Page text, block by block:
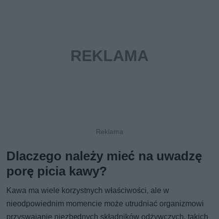
Dlaczego należy mieć na uwadzę
porę picia kawy?
Kawa ma wiele korzystnych właściwości, ale w
nieodpowiednim momencie może utrudniać organizmowi
przyswajanie niezbędnych składników odżywczych, takich